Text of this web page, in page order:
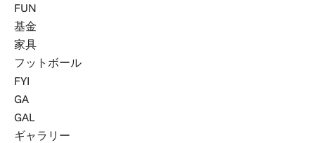
FUN
基金
家具
フットボール
FYI
GA
GAL
ギャラリー